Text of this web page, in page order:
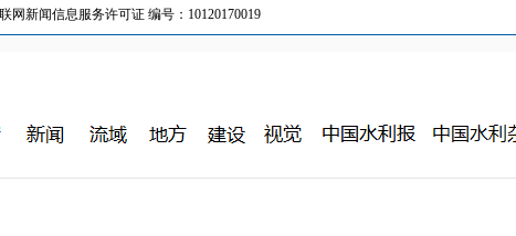
新闻信息服务许可证 编号：10120170019